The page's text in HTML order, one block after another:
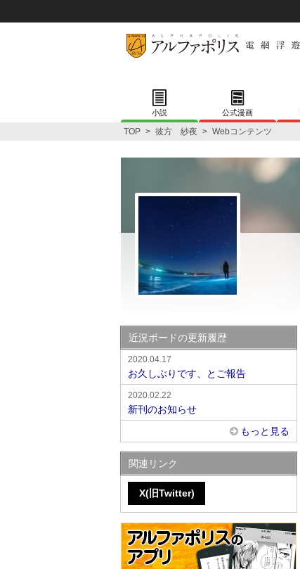
小説 公式漫画
TOP > 彼方 紗夜 > Webコンテンツ
近況ボードの更新履歴
2020.04.17
お久しぶりです、とご報告
2020.02.22
新刊のお知らせ
もっと見る
関連リンク
X(旧Twitter)